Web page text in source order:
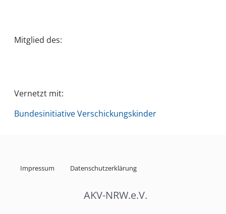
Mitglied des:
Vernetzt mit:
Bundesinitiative Verschickungskinder
Impressum Datenschutzerklärung
AKV-NRW.e.V.